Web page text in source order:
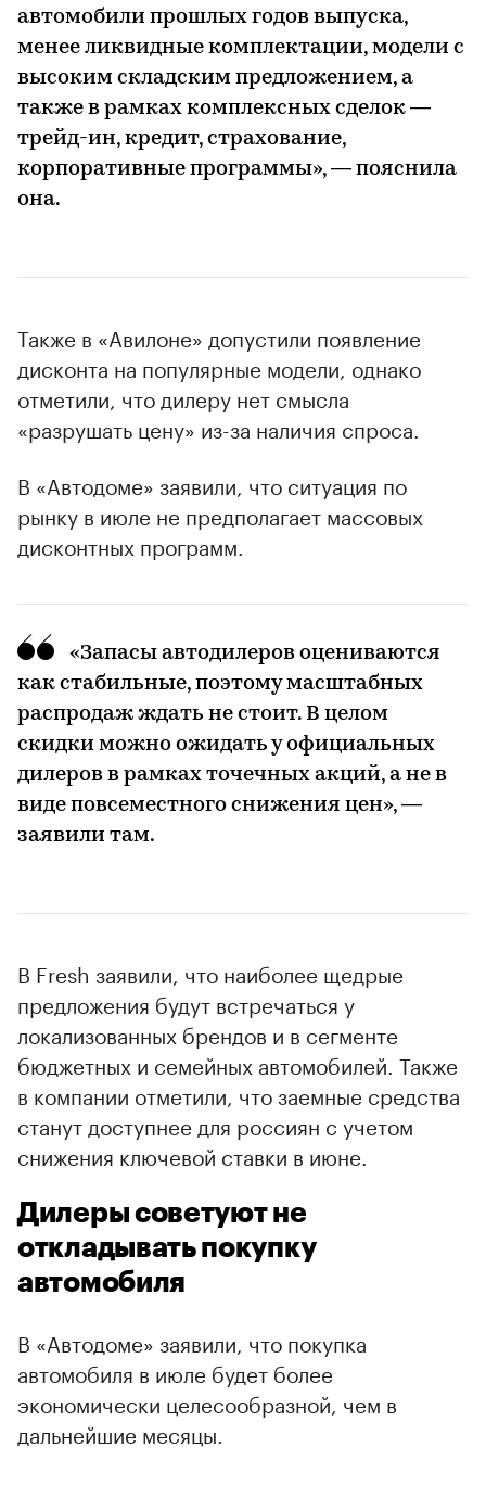
автомобили прошлых годов выпуска,
менее ликвидные комплектации, модели с
высоким складским предложением, а
также в рамках комплексных сделок —
трейд-ин, кредит, страхование,
корпоративные программы», — пояснила
она.
Также в «Авилоне» допустили появление
дисконта на популярные модели, однако
отметили, что дилеру нет смысла
«разрушать цену» из-за наличия спроса.
В «Автодоме» заявили, что ситуация по
рынку в июле не предполагает массовых
дисконтных программ.
«Запасы автодилеров оцениваются
как стабильные, поэтому масштабных
распродаж ждать не стоит. В целом
cкидки можно ожидать у официальных
дилеров в рамках точечных акций, а не в
виде повсеместного снижения цен», —
заявили там.
В Fresh заявили, что наиболее щедрые
предложения будут встречаться у
локализованных брендов и в сегменте
бюджетных и семейных автомобилей. Также
в компании отметили, что заемные средства
станут доступнее для россиян с учетом
снижения ключевой ставки в июне.
Дилеры советуют не
откладывать покупку
автомобиля
В «Автодоме» заявили, что покупка
автомобиля в июле будет более
экономически целесообразной, чем в
дальнейшие месяцы.